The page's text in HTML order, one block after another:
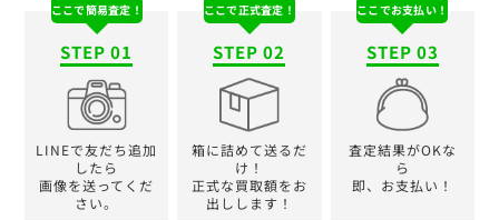
ここで簡易査定！
STEP 01
LINEで友だち追加
したら
画像を送ってくだ
さい。
ここで正式査定！
STEP 02
箱に詰めて送るだ
け！
正式な買取額をお
出しします！
ここでお支払い！
STEP 03
査定結果がOKな
ら
即、お支払い！